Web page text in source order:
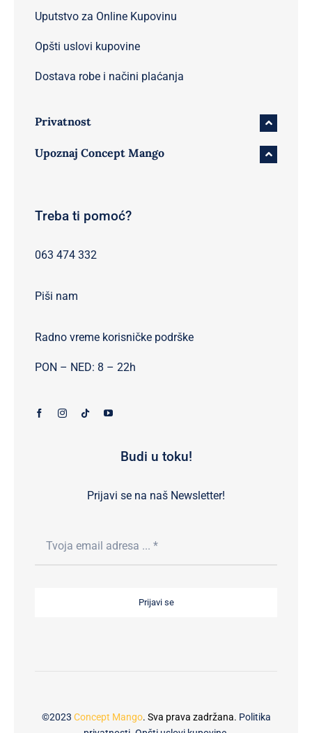
Budi u toku!
Prijavi se na naš Newsletter!
Prijavi se
Uputstvo za Online Kupovinu
Opšti uslovi kupovine
Dostava robe i načini plaćanja
Privatnost
Upoznaj Concept Mango
Treba ti pomoć?
063 474 332
Piši nam
Radno vreme korisničke podrške
PON – NED: 8 – 22h
©2023 Concept Mango. Sva prava zadržana. Politika